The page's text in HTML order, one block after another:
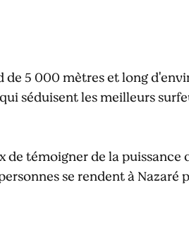
5 000 mètres et long
séduisent les meilleurs
de témoigner de la puissance
se rendent à Nazaré